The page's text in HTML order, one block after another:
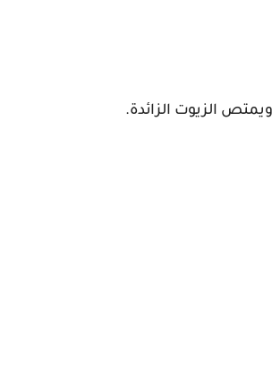
الزيوت الزائدة.